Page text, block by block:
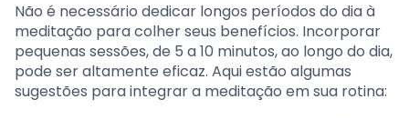
Não é necessário dedicar longos períodos do dia à
meditação para colher seus benefícios. Incorporar
pequenas sessões, de 5 a 10 minutos, ao longo do dia,
pode ser altamente eficaz. Aqui estão algumas
sugestões para integrar a meditação em sua rotina: